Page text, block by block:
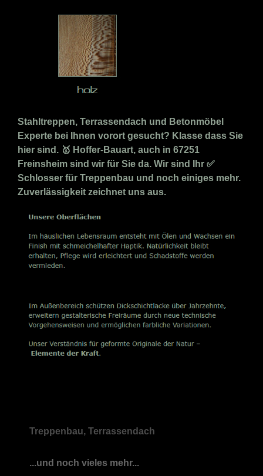
Stahltreppen, Terrassendach und Betonmöbel
Experte bei Ihnen vorort gesucht? Klasse dass Sie
hier sind. 🥇 Hoffer-Bauart, auch in 67251
Freinsheim sind wir für Sie da. Wir sind Ihr ✅
Schlosser für Treppenbau und noch einiges mehr.
Zuverlässigkeit zeichnet uns aus.
Treppenbau, Terrassendach
...und noch vieles mehr...